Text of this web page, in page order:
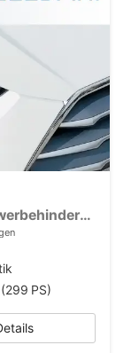
Exclusive Selection 90x 4x4 Schwerbehinderten Rabatt - GdB 50% FÖRDERFÄHIG
PS)